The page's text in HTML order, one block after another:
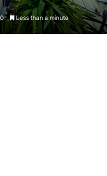
0 Less than a minute